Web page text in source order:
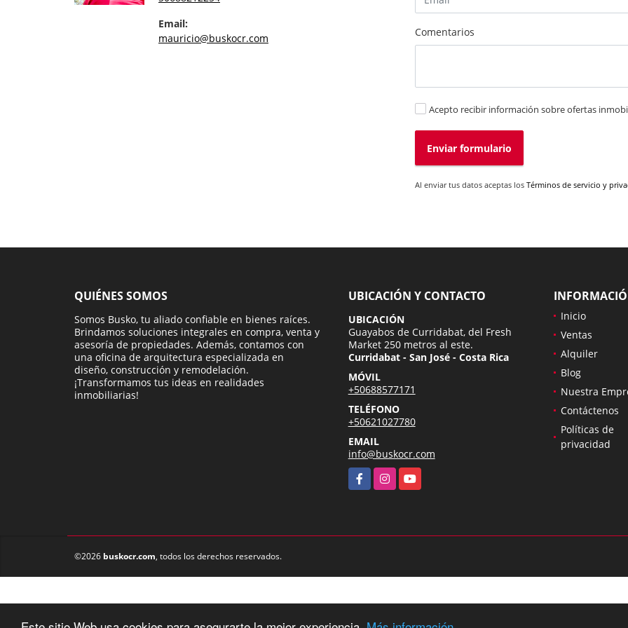
Email:
mauricio@buskocr.com
Comentarios
Acepto recibir información sobre ofertas
Enviar formulario
Al enviar tus datos aceptas los Términos de servicio y
QUIÉNES SOMOS
Somos Busko, tu aliado confiable en bienes raíces.
Brindamos soluciones integrales en compra, venta y
asesoría de propiedades. Además, contamos con
una oficina de arquitectura especializada en
diseño, construcción y remodelación.
¡Transformamos tus ideas en realidades
inmobiliarias!
UBICACIÓN Y CONTACTO
UBICACIÓN
Guayabos de Curridabat, del Fresh
Market 250 metros al este.
Curridabat - San José - Costa Rica
MÓVIL
+50688577171
TELÉFONO
+50621027780
EMAIL
info@buskocr.com
FacebookInstagramYouTube
Inicio
Ventas
Alquiler
Blog
Nuestra
Contáctenos
Políticas de
privacidad
©2026 buskocr.com, todos los derechos reservados.